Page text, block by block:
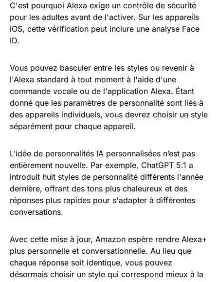
C'est pourquoi Alexa exige un contrôle de sécurité
pour les adultes avant de l'activer. Sur les appareils
iOS, cette vérification peut inclure une analyse Face
ID.
Vous pouvez basculer entre les styles ou revenir à
l'Alexa standard à tout moment à l'aide d'une
commande vocale ou de l'application Alexa. Étant
donné que les paramètres de personnalité sont liés à
des appareils individuels, vous devrez choisir un style
séparément pour chaque appareil.
L’idée de personnalités IA personnalisées n’est pas
entièrement nouvelle. Par exemple, ChatGPT 5.1 a
introduit huit styles de personnalité différents l'année
dernière, offrant des tons plus chaleureux et des
réponses plus rapides pour s'adapter à différentes
conversations.
Avec cette mise à jour, Amazon espère rendre Alexa+
plus personnelle et conversationnelle. Au lieu que
chaque réponse soit identique, vous pouvez
désormais choisir un style qui correspond mieux à la